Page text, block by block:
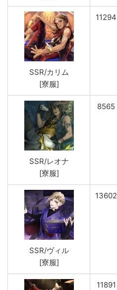
SSR/カリム
[寮服]
11294
SSR/レオナ
[寮服]
8565
SSR/ヴィル
[寮服]
13602
11891